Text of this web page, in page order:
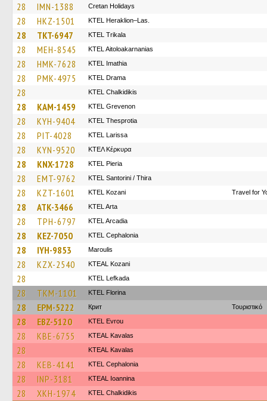
28 IMN-1388 Cretan Holidays
28 HKZ-1501 KTEL Heraklion–Las.
28 TKT-6947 ΚΤΕL Τrikala
28 MEH-8545 KTEL Aitoloakarnanias
28 HMK-7628 KTEL Imathia
28 PMK-4975 KTEL Drama
28 ΚΤΕL Chalkidikis
28 KAM-1459 ΚΤΕL Grevenon
28 KYH-9404 KTEL Thesprotia
28 PIT-4028 KTEL Larissa
28 KYN-9520 ΚΤΕΛ Κέρκυρα
28 KNX-1728 KTEL Pieria
28 EMT-9762 KTEL Santorini / Thira
28 KZT-1601 ΚΤΕL Kozani Travel for
28 ATK-3466 KTEL Arta
28 TPH-6797 KTEL Arcadia
28 KEZ-7050 KTEL Cephalonia
28 IYH-9853 Maroulis
28 KZX-2540 KTEAL Kozani
28 KTEL Lefkada
28 TKM-1101 KTEL Florina
28 EPM-5222 Крит Τουριστικό
28 EBZ-5120 KTEL Evrou
28 KBE-6755 KTEAL Kavalas
28 KTEAL Kavalas
28 KEB-4141 KTEL Cephalonia
28 INP-3181 KTEAL Ioannina
28 XKH-1974 ΚΤΕL Chalkidikis